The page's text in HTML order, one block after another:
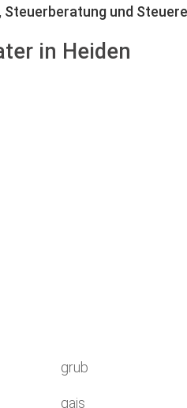
Steuerberatung und
in Heiden
grub
gais